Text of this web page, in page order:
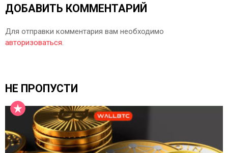
ДОБАВИТЬ КОММЕНТАРИЙ
Для отправки комментария вам необходимо
авторизоваться.
НЕ ПРОПУСТИ